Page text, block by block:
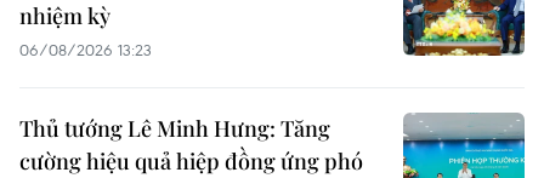
nhiệm kỳ
06/08/2026 13:23
Thủ tướng Lê Minh Hưng: Tăng
cường hiệu quả hiệp đồng ứng phó